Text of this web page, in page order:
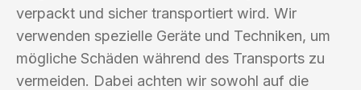
verpackt und sicher transportiert wird. Wir
verwenden spezielle Geräte und Techniken, um
mögliche Schäden während des Transports zu
vermeiden. Dabei achten wir sowohl auf die